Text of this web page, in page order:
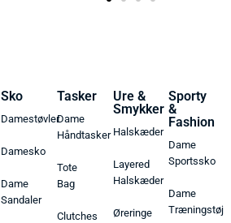
Sko
Damestøvler
Damesko
Dame
Sandaler
Tasker
Dame
Håndtasker
Tote
Bag
Clutches
Ure &
Smykker
Halskæder
Layered
Halskæder
Øreringe
Sporty
&
Fashion
Dame
Sportssko
Dame
Træningstøj